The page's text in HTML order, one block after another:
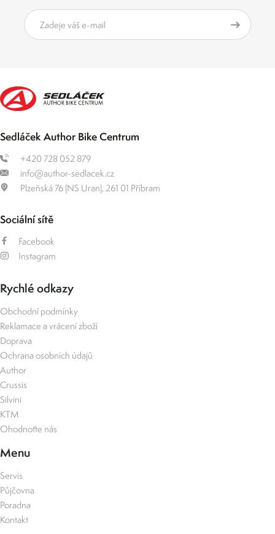
Sedláček Author Bike Centrum
+420 728 052 879
info@author-sedlacek.cz
Plzeňská 76 (NS Uran), 261 01 Příbram
Sociální sítě
Facebook
Instagram
Rychlé odkazy
Obchodní podmínky
Reklamace a vrácení zboží
Doprava
Ochrana osobních údajů
Author
Crussis
Silvini
KTM
Ohodnoťte nás
Menu
Servis
Půjčovna
Poradna
Kontakt